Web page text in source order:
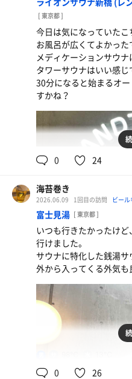
生ビール
生ビール
給水機
[ 東京都 ]
今日は気になっていたこ
お風呂が広くてよかった
メディケーションサウナ
タワーサウナはいい感じ
30分になると始まるオ
すかね？
0 24
海苔巻き
2026.06.09 1回目の訪問 ビール
富士見湯 [ 東京都 ]
いつも行きたかったけ
行けました。
サウナに特化した銭湯サ
外から入ってくる外気も
0 26